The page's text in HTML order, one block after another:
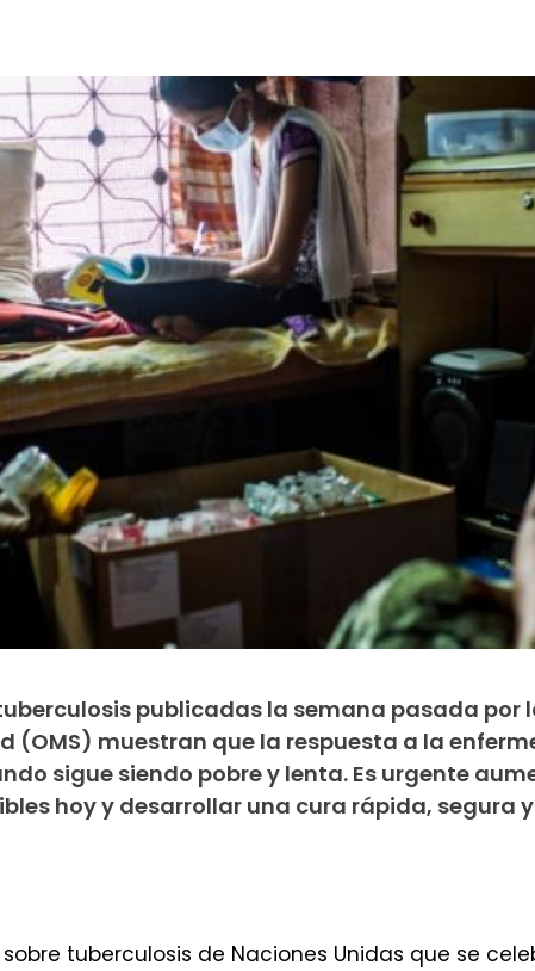
publicadas la semana pasada por
(OMS) muestran que la respuesta a la
sigue siendo pobre y lenta. Es urgente
hoy y desarrollar una cura rápida, segura y
tuberculosis de Naciones Unidas que se